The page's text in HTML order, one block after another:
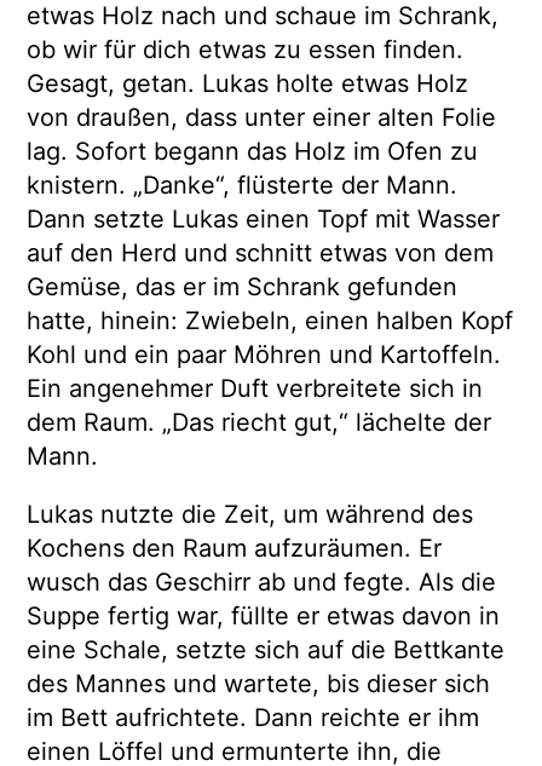
etwas Holz nach und schaue im Schrank,
ob wir für dich etwas zu essen finden.
Gesagt, getan. Lukas holte etwas Holz
von draußen, dass unter einer alten Folie
lag. Sofort begann das Holz im Ofen zu
knistern. „Danke“, flüsterte der Mann.
Dann setzte Lukas einen Topf mit Wasser
auf den Herd und schnitt etwas von dem
Gemüse, das er im Schrank gefunden
hatte, hinein: Zwiebeln, einen halben Kopf
Kohl und ein paar Möhren und Kartoffeln.
Ein angenehmer Duft verbreitete sich in
dem Raum. „Das riecht gut,“ lächelte der
Mann.
Lukas nutzte die Zeit, um während des
Kochens den Raum aufzuräumen. Er
wusch das Geschirr ab und fegte. Als die
Suppe fertig war, füllte er etwas davon in
eine Schale, setzte sich auf die Bettkante
des Mannes und wartete, bis dieser sich
im Bett aufrichtete. Dann reichte er ihm
einen Löffel und ermunterte ihn, die